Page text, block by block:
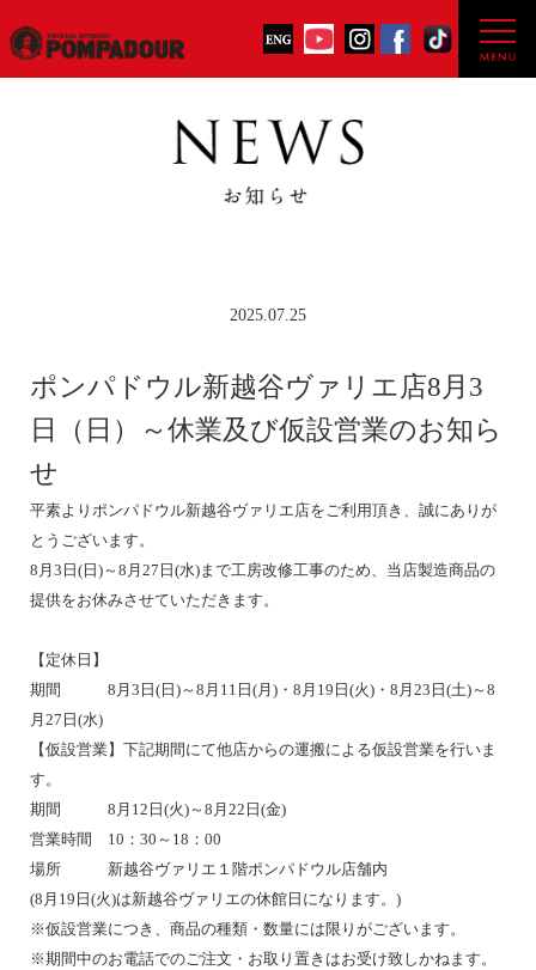
2025.07.25
ポンパドウル新越谷ヴァリエ店8月3
日（日）～休業及び仮設営業のお知ら
せ
平素よりポンパドウル新越谷ヴァリエ店をご利用頂き、誠にありが
とうございます。
8月3日(日)～8月27日(水)まで工房改修工事のため、当店製造商品の
提供をお休みさせていただきます。
【定休日】
期間 8月3日(日)～8月11日(月)・8月19日(火)・8月23日(土)～8
月27日(水)
【仮設営業】下記期間にて他店からの運搬による仮設営業を行いま
す。
期間 8月12日(火)～8月22日(金)
営業時間 10：30～18：00
場所 新越谷ヴァリエ１階ポンパドウル店舗内
(8月19日(火)は新越谷ヴァリエの休館日になります。)
※仮設営業につき、商品の種類・数量には限りがございます。
※期間中のお電話でのご注文・お取り置きはお受け致しかねます。